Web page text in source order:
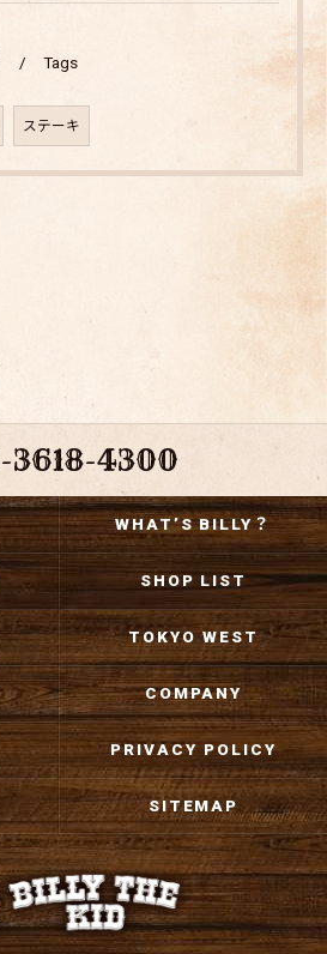
Tags
ステーキ
3618-4300
WHAT’S BILLY？
SHOP LIST
TOKYO WEST
COMPANY
PRIVACY POLICY
SITEMAP